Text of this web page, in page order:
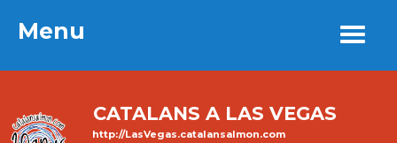
Menu
CATALANS A LAS VEGAS
http://LasVegas.catalansalmon.com
Menu